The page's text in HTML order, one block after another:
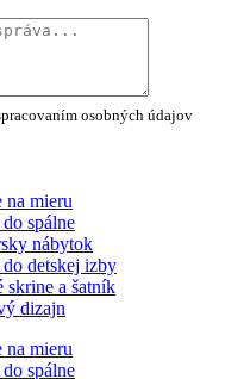
osobných údajov
na mieru
spálne
nábytok
detskej izby
skrine a šatník
dizajn
na mieru
spálne